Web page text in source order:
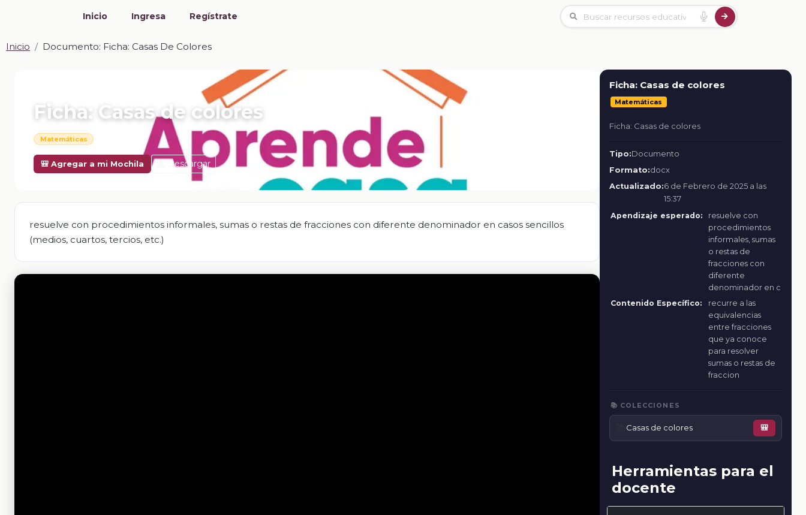
Inicio Ingresa Regístrate
Inicio Documento: Ficha: Casas De Colores
Ficha: Casas de colores
Matemáticas
🎒 Agregar a mi Mochila Descargar
resuelve con procedimientos informales, sumas o restas de fracciones con diferente denominador en casos sencillos
(medios, cuartos, tercios, etc.)
Ficha: Casas de colores
Matemáticas
Ficha: Casas de colores
Tipo:Documento
Formato:docx
Actualizado:6 de Febrero de 2025 a las
15:37
Apendizaje esperado:
resuelve con
procedimientos
informales, sumas
o restas de
fracciones con
diferente
denominador en c
Contenido Específico:
recurre a las
equivalencias
entre fracciones
que ya conoce
para resolver
sumas o restas de
fraccion
📚 COLECCIONES
Casas de colores 🎒
Herramientas para el
docente